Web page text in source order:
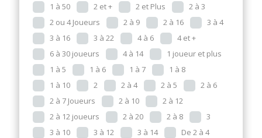
1 à 50
2 et + 2 et Plus
2 à 3
2 ou 4 Joueurs
2 à 9 2 à 16
3 à 4
3 à 16
3 à 22 4 à 6
4 et +
6 à 30 joueurs
4 à 14
1 joueur et plus
1 à 5
1 à 6 1 à 7
1 à 8
1 à 10
2 2 à 4 2 à 5
2 à 6
2 à 7 Joueurs
2 à 10
2 à 12
2 à 12 joueurs
2 à 20 2 à 8
3
3 à 10
3 à 12 3 à 14
De 2 à 4